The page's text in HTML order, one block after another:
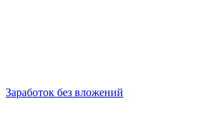
Заработок без вложений